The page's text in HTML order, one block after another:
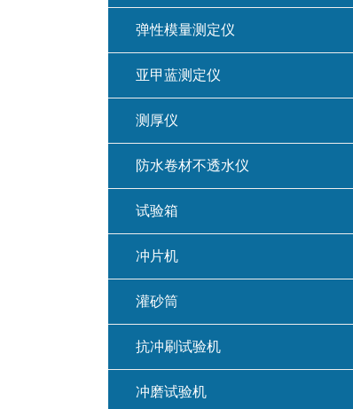
弹性模量测定仪
亚甲蓝测定仪
测厚仪
防水卷材不透水仪
试验箱
冲片机
灌砂筒
抗冲刷试验机
冲磨试验机